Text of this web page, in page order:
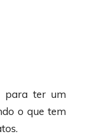
para ter um
o que tem